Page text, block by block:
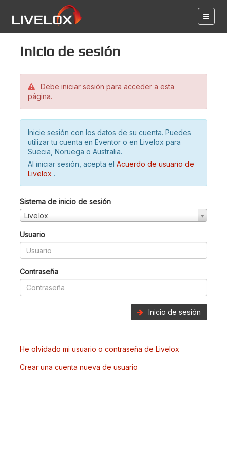
Inicio de sesión
Debe iniciar sesión para acceder a esta
página.
Inicie sesión con los datos de su cuenta. Puedes
utilizar tu cuenta en Eventor o en Livelox para
Suecia, Noruega o Australia.
Al iniciar sesión, acepta el Acuerdo de usuario de
Livelox .
Sistema de inicio de sesión
Livelox
Usuario
Contraseña
Inicio de sesión
He olvidado mi usuario o contraseña de Livelox
Crear una cuenta nueva de usuario